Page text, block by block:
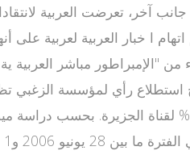
العربية كمصدر أول للأخبار في أغلب